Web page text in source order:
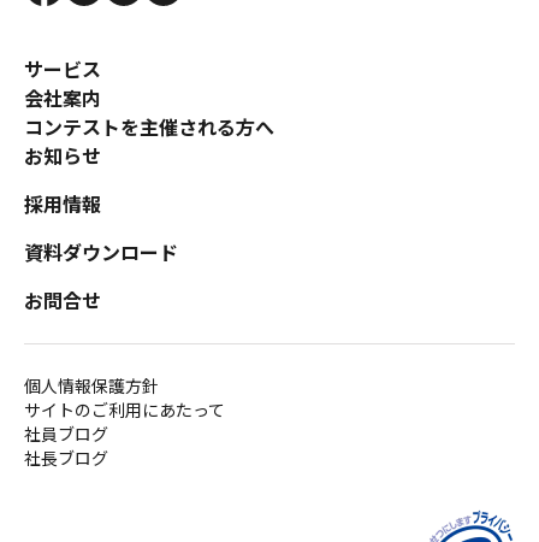
サービス
会社案内
コンテストを主催される方へ
お知らせ
採用情報
資料ダウンロード
お問合せ
個人情報保護方針
サイトのご利用にあたって
社員ブログ
社長ブログ